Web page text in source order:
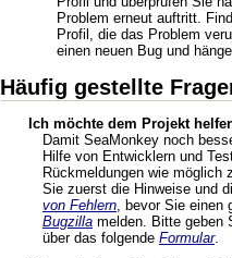
Problem erneut auftritt.
Profil, die das Problem
einen neuen Bug und
Häufig gestellte
Ich möchte dem Projekt
Damit SeaMonkey noch
Hilfe von Entwicklern und
Rückmeldungen wie möglich
Sie zuerst die Hinweise und
von Fehlern , bevor Sie einen
Bugzilla melden. Bitte geben
über das folgende Formular.